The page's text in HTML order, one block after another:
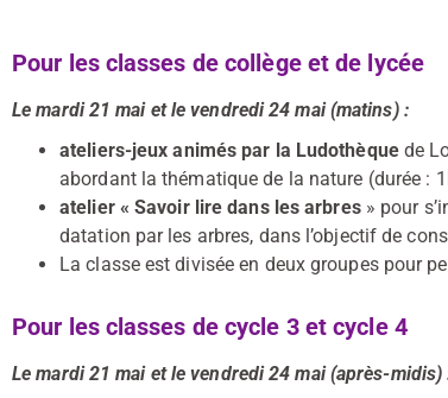
Pour les classes de collège et de lycée
Le mardi 21 mai et le vendredi 24 mai (matins) :
ateliers-jeux animés par la Ludothèquede
abordant la thématique de la nature (durée :
atelier « Savoir lire dans les arbres» pour
datation par les arbres, dans l’objectif de
La classe est divisée en deux groupes pour
Pour les classes de cycle 3 et cycle 4
Le mardi 21 mai et le vendredi 24 mai (après-midis)